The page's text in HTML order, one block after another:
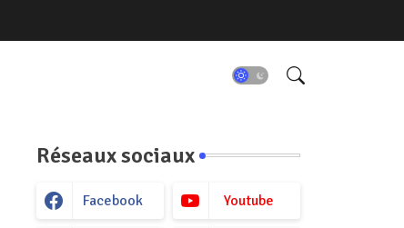
Réseaux sociaux
Facebook Youtube